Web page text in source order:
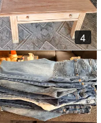
4